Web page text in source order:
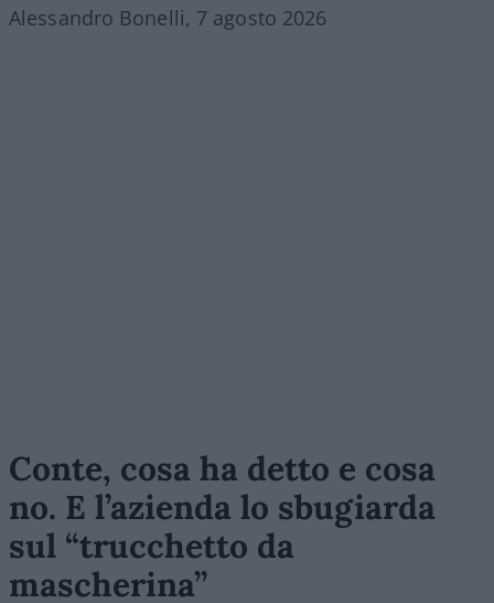
Alessandro Bonelli, 7 agosto 2026
Conte, cosa ha detto e cosa
no. E l’azienda lo sbugiarda
sul “trucchetto da
mascherina”